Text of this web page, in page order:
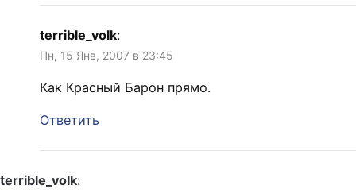
terrible_volk:
Пн, 15 Янв, 2007 в 23:45
Как Красный Барон прямо.
Ответить
terrible_volk: